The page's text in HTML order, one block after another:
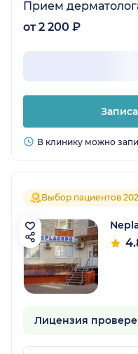
Прием
от 2 200 ₽
В клинику можно
Выбор пациентов
Лицензия